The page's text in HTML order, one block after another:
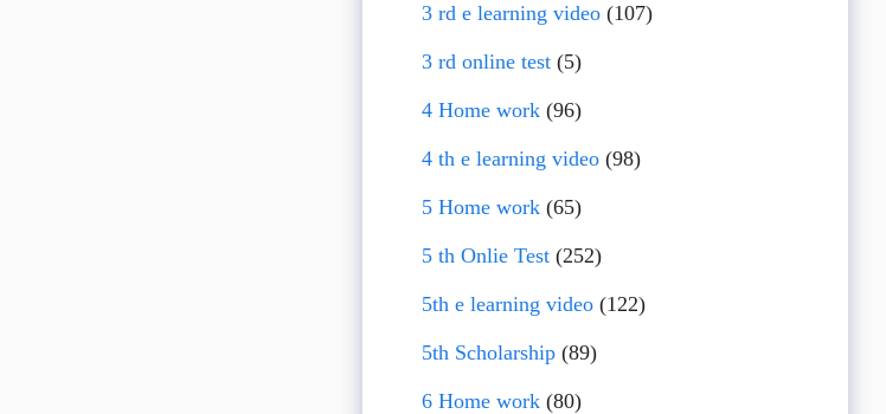
3 rd e learning video(107)
3 rd online test(5)
4 Home work(96)
4 th e learning video(98)
5 Home work(65)
5 th Onlie Test(252)
5th e learning video(122)
5th Scholarship(89)
6 Home work(80)